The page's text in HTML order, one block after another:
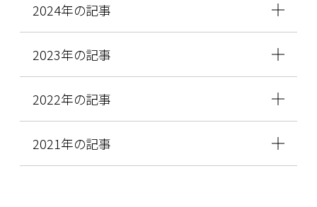
2024年の記事
2023年の記事
2022年の記事
2021年の記事